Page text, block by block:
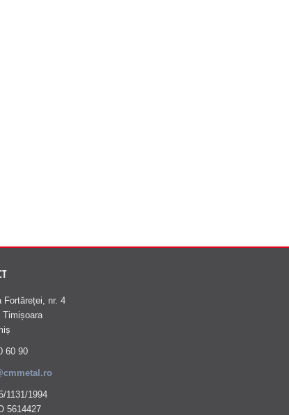
Fortăreței, nr. 4
Timișoara
60 90
1131/1994
5614427